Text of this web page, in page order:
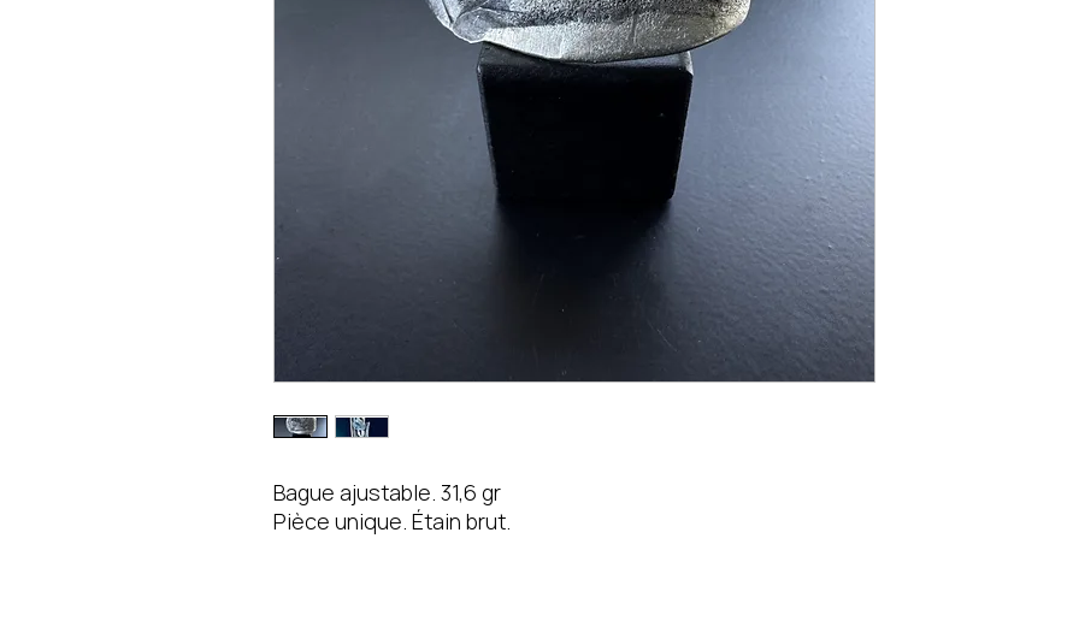
Bague ajustable. 31,6 gr
Pièce unique. Étain brut.